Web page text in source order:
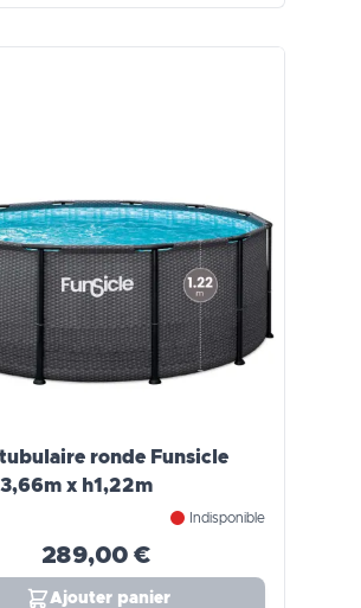
tubulaire ronde Funsicle
x h1,22m
Indisponible
289,00 €
Ajouter panier